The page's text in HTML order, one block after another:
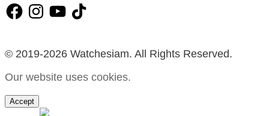
FacebookInstagramYouTube
TikTok
© 2019-2026 Watchesiam. All Rights Reserved.
Our website uses cookies.
Accept